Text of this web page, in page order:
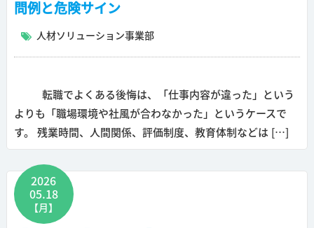
問例と危険サイン
人材ソリューション事業部
転職でよくある後悔は、「仕事内容が違った」という
よりも「職場環境や社風が合わなかった」というケースで
す。 残業時間、人間関係、評価制度、教育体制などは […]
2026
05.18
【月】